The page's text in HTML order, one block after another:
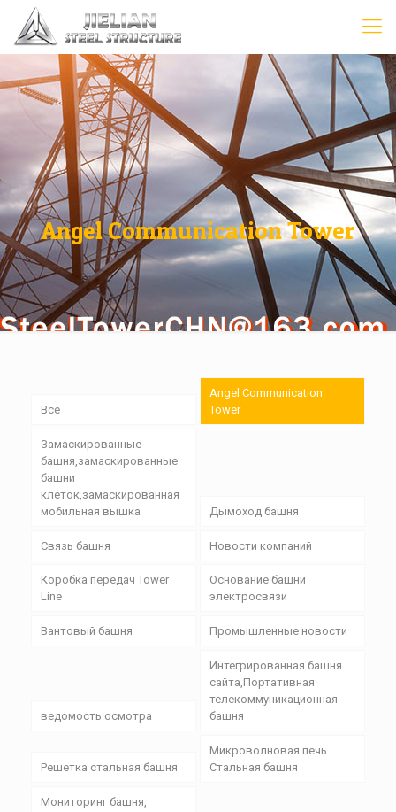
Angel Communication Tower
Все
Angel Communication
Tower
Замаскированные
башня,замаскированные
башни
клеток,замаскированная
мобильная вышка
Дымоход башня
Связь башня Новости компаний
Коробка передач Tower
Line
Основание башни
электросвязи
Вантовый башня Промышленные новости
ведомость осмотра
Интегрированная башня
сайта,Портативная
телекоммуникационная
башня
Решетка стальная башня
Микроволновая печь
Стальная башня
Мониторинг башня,